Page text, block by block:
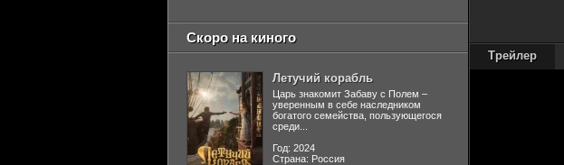
Трейлер
Скоро на киного
Летучий корабль
Царь знакомит Забаву с Полем –
уверенным в себе наследником
богатого семейства, пользующегося
среди...
Год: 2024
Страна: Россия